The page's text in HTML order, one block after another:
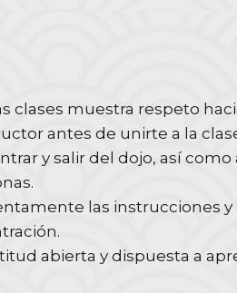
clases muestra respeto
antes de unirte a la
y salir del dojo, así
las instrucciones
abierta y dispuesta a